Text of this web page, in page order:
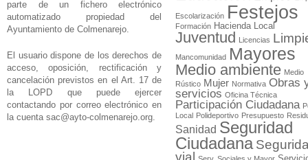
parte de un fichero electrónico
automatizado propiedad del
Ayuntamiento de Colmenarejo.
El usuario dispone de los derechos de
acceso, oposición, rectificación y
cancelación previstos en el Art. 17 de
la LOPD que puede ejercer
contactando por correo electrónico en
la cuenta sac@ayto-colmenarejo.org.
Escolarización Festejos
Formación Hacienda Local
Juventud Licencias
Mancomunidad Mayores
Medio ambiente Medio
Rústico Mujer Normativa Obras
servicios Oficina Técnica
Participación Ciudadana
Local Polideportivo Presupuesto
Sanidad Seguridad
Ciudadana
vial